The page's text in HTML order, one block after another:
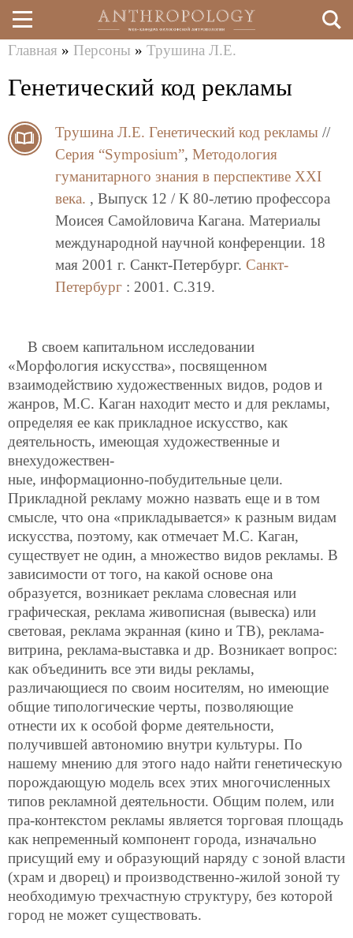
Перейти
к
здесь
Главная » Персоны » Трушина Л.Е.
Генетический код рекламы
Трушина Л.Е. Генетический код рекламы //
Серия “Symposium”, Методология
гуманитарного знания в перспективе XXI
века. , Выпуск 12 / К 80-летию профессора
Моисея Самойловича Кагана. Материалы
международной научной конференции. 18
мая 2001 г. Санкт-Петербург. Санкт-
Петербург : 2001. C.319.
В своем капитальном исследовании
«Морфология искусства», посвященном
взаимодействию художественных видов, родов и
жанров, М.С. Каган находит место и для рекламы,
определяя ее как прикладное искусство, как
деятельность, имеющая художественные и
внехудожествен-
ные, информационно-побудительные цели.
Прикладной рекламу можно назвать еще и в том
смысле, что она «прикладывается» к разным видам
искусства, поэтому, как отмечает М.С. Каган,
существует не один, а множество видов рекламы. В
зависимости от того, на какой основе она
образуется, возникает реклама словесная или
графическая, реклама живописная (вывеска) или
световая, реклама экранная (кино и ТВ), реклама-
витрина, реклама-выставка и др. Возникает вопрос:
как объединить все эти виды рекламы,
различающиеся по своим носителям, но имеющие
общие типологические черты, позволяющие
отнести их к особой форме деятельности,
получившей автономию внутри культуры. По
нашему мнению для этого надо найти генетическую
порождающую модель всех этих многочисленных
типов рекламной деятельности. Общим полем, или
пра-контекстом рекламы является торговая площадь
как непременный компонент города, изначально
присущий ему и образующий наряду с зоной власти
(храм и дворец) и производственно-жилой зоной ту
необходимую трехчастную структуру, без которой
город не может существовать.